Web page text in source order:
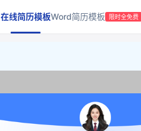
在线简历模板Word简历模板 限时全免费